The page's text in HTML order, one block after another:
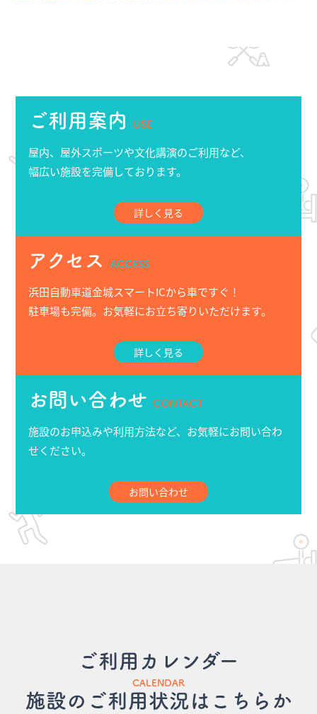
ご利用案内 USE
屋内、屋外スポーツや文化講演のご利用など、
幅広い施設を完備しております。
詳しく見る
アクセス ACCESS
浜田自動車道金城スマートICから車ですぐ！
駐車場も完備。お気軽にお立ち寄りいただけます。
詳しく見る
お問い合わせCONTACT
施設のお申込みや利用方法など、お気軽にお問い合わ
せください。
お問い合わせ
ご利用カレンダー
CALENDAR
施設のご利用状況はこちらか